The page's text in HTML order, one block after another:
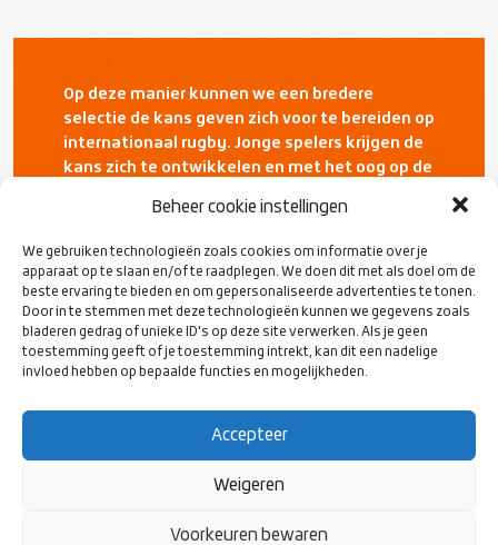
Beheer cookie instellingen
We gebruiken technologieën zoals cookies om informatie over je
apparaat op te slaan en/of te raadplegen. We doen dit met als doel om de
beste ervaring te bieden en om gepersonaliseerde advertenties te tonen.
Door in te stemmen met deze technologieën kunnen we gegevens zoals
bladeren gedrag of unieke ID's op deze site verwerken. Als je geen
toestemming geeft of je toestemming intrekt, kan dit een nadelige
invloed hebben op bepaalde functies en mogelijkheden.
Accepteer
Weigeren
Voorkeuren bewaren
Op deze manier kunnen we een bredere
selectie de kans geven zich voor te bereiden op
internationaal rugby. Jonge spelers krijgen de
kans zich te ontwikkelen en met het oog op de
al opgenomen worden in ons Topsport
Pathway. Met de promotie naar de Rugby
Europe Championship, na winst tegen België,
is die breedte geen overbodige luxe.
Kristof Vanhout
We verwachten in deze competitie wedstrijden van een zeer
hoog niveau. Dit betekent dat wij ons optimaal moeten
voorbereiden om goede resultaten neer te kunnen zetten.